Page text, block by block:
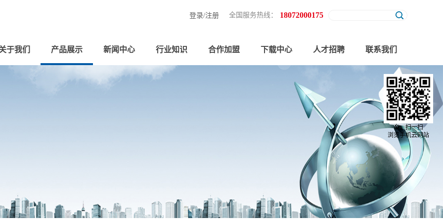
全国服务热线： 18072000175
登录/注册
于我们 产品展示 新闻中心 行业知识 合作加盟 下载中心 人才招聘 联系我们
亲，扫一扫
浏览手机云网站